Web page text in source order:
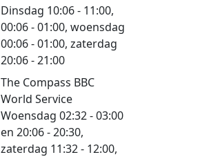
Dinsdag 10:06 - 11:00,
00:06 - 01:00, woensdag
00:06 - 01:00, zaterdag
20:06 - 21:00
The Compass BBC
World Service
Woensdag 02:32 - 03:00
en 20:06 - 20:30,
zaterdag 11:32 - 12:00,